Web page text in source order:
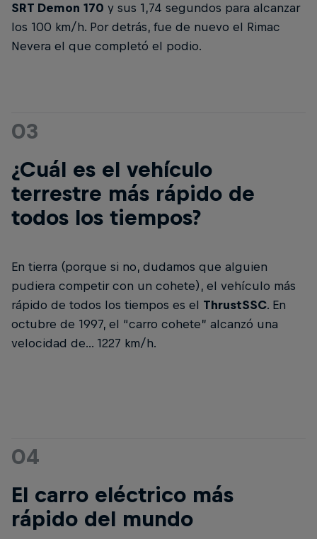
SRT Demon 170 y sus 1,74 segundos para alcanzar
los 100 km/h. Por detrás, fue de nuevo el Rimac
Nevera el que completó el podio.
03
¿Cuál es el vehículo
terrestre más rápido de
todos los tiempos?
En tierra (porque si no, dudamos que alguien
pudiera competir con un cohete), el vehículo más
rápido de todos los tiempos es el ThrustSSC. En
octubre de 1997, el “carro cohete” alcanzó una
velocidad de... 1227 km/h.
04
El carro eléctrico más
rápido del mundo